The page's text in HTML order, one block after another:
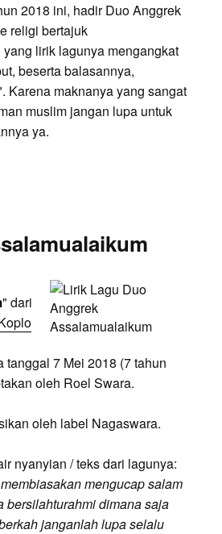
2018 ini, hadir Duo Anggrek
religi bertajuk
lirik lagunya mengangkat
beserta balasannya,
Karena maknanya yang sangat
muslim jangan lupa untuk
ya.
" dari
7 Mei 2018 (7 tahun
oleh Roel Swara.
oleh label Nagaswara.
nyanyian / teks dari lagunya:
mengucap salam
bersilahturahmi dimana saja
janganlah lupa selalu